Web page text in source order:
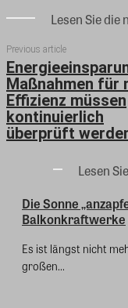
Lesen Sie
Previous article
Maßnahmen für
Effizienz müssen
kontinuierlich
überprüft
Lesen
Die Sonne
Balkonkraftwerke
Es ist längst nicht
großen...